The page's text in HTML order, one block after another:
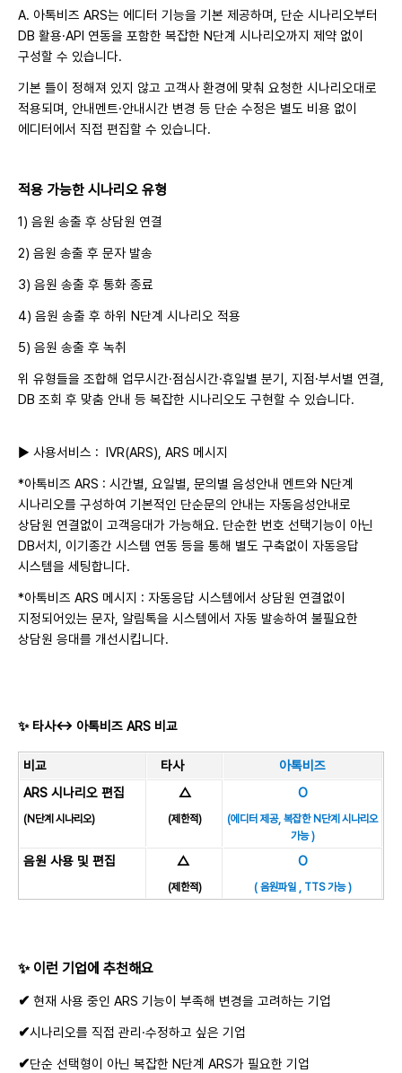
A. 아톡비즈 ARS는 에디터 기능을 기본 제공하며, 단순 시나리오부터
DB 활용·API 연동을 포함한 복잡한 N단계 시나리오까지 제약 없이
구성할 수 있습니다.
기본 틀이 정해져 있지 않고 고객사 환경에 맞춰 요청한 시나리오대로
적용되며, 안내멘트·안내시간 변경 등 단순 수정은 별도 비용 없이
에디터에서 직접 편집할 수 있습니다.
적용 가능한 시나리오 유형
1) 음원 송출 후 상담원 연결
2) 음원 송출 후 문자 발송
3) 음원 송출 후 통화 종료
4) 음원 송출 후 하위 N단계 시나리오 적용
5) 음원 송출 후 녹취
위 유형들을 조합해 업무시간·점심시간·휴일별 분기, 지점·부서별 연결,
DB 조회 후 맞춤 안내 등 복잡한 시나리오도 구현할 수 있습니다.
▶ 사용서비스 : IVR(ARS), ARS 메시지
*아톡비즈 ARS : 시간별, 요일별, 문의별 음성안내 멘트와 N단계
시나리오를 구성하여 기본적인 단순문의 안내는 자동음성안내로
상담원 연결없이 고객응대가 가능해요. 단순한 번호 선택기능이 아닌
DB서치, 이기종간 시스템 연동 등을 통해 별도 구축없이 자동응답
시스템을 세팅합니다.
*아톡비즈 ARS 메시지 : 자동응답 시스템에서 상담원 연결없이
지정되어있는 문자, 알림톡을 시스템에서 자동 발송하여 불필요한
상담원 응대를 개선시킵니다.
✨타사↔ 아톡비즈 ARS 비교
비교 타사
아톡비즈
ARS 시나리오 편집
(N단계 시나리오)
△
(제한적)
O
(에디터 제공, 복잡한 N단계 시나리오
가능 )
음원 사용 및 편집 △
(제한적)
O
( 음원파일 , TTS 가능 )
✨ 이런 기업에 추천해요
✔ 현재 사용 중인 ARS 기능이 부족해 변경을 고려하는 기업
✔시나리오를 직접 관리·수정하고 싶은 기업
✔단순 선택형이 아닌 복잡한 N단계 ARS가 필요한 기업